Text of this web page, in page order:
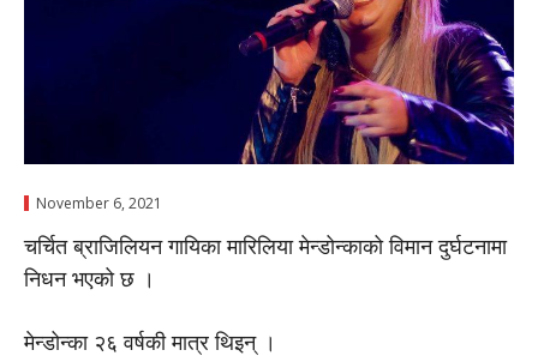
November 6, 2021
चर्चित ब्राजिलियन गायिका मारिलिया मेन्डोन्काको विमान दुर्घटनामा
निधन भएको छ ।
मेन्डोन्का २६ वर्षकी मात्र थिइन् ।